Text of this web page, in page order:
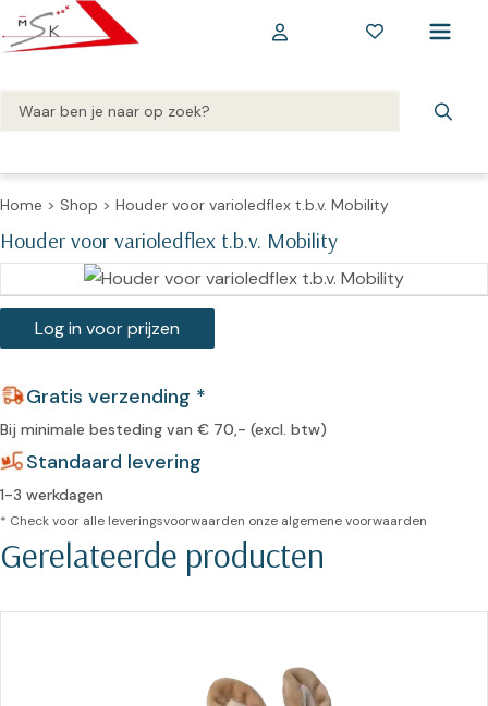
Home > Shop > Houder voor varioledflex t.b.v. Mobility
Houder voor varioledflex t.b.v. Mobility
Log in voor prijzen
Gratis verzending *
Bij minimale besteding van € 70,- (excl. btw)
Standaard levering
1-3 werkdagen
* Check voor alle leveringsvoorwaarden onze algemene voorwaarden
Gerelateerde producten